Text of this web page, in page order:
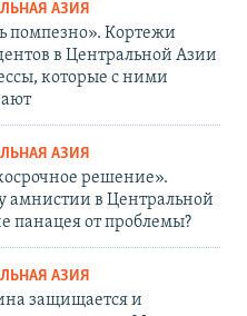
АЗИЯ
помпезно». Кортежи
в Центральной Азии
которые с ними
АЗИЯ
решение».
амнистии в Центральной
панацея от проблемы?
АЗИЯ
защищается и